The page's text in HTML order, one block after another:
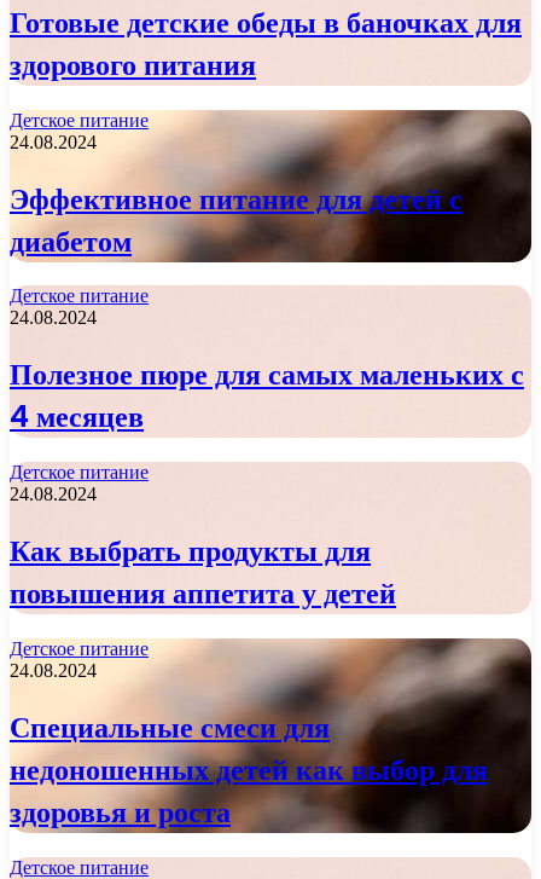
Готовые детские обеды в баночках для
здорового питания
Детское питание
24.08.2024
Эффективное питание для детей с
диабетом
Детское питание
24.08.2024
Полезное пюре для самых маленьких с
4 месяцев
Детское питание
24.08.2024
Как выбрать продукты для
повышения аппетита у детей
Детское питание
24.08.2024
Специальные смеси для
недоношенных детей как выбор для
здоровья и роста
Детское питание